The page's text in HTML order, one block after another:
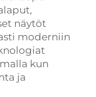
näytöt
moderniin
kun
ja